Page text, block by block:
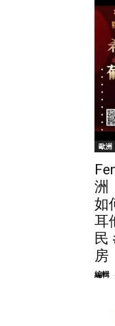
歐洲
洲
如
耳
民
房
編輯 -